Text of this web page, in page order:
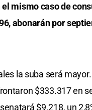
mismo caso de
abonarán por
la suba será
$333.317 en
$9.218, un